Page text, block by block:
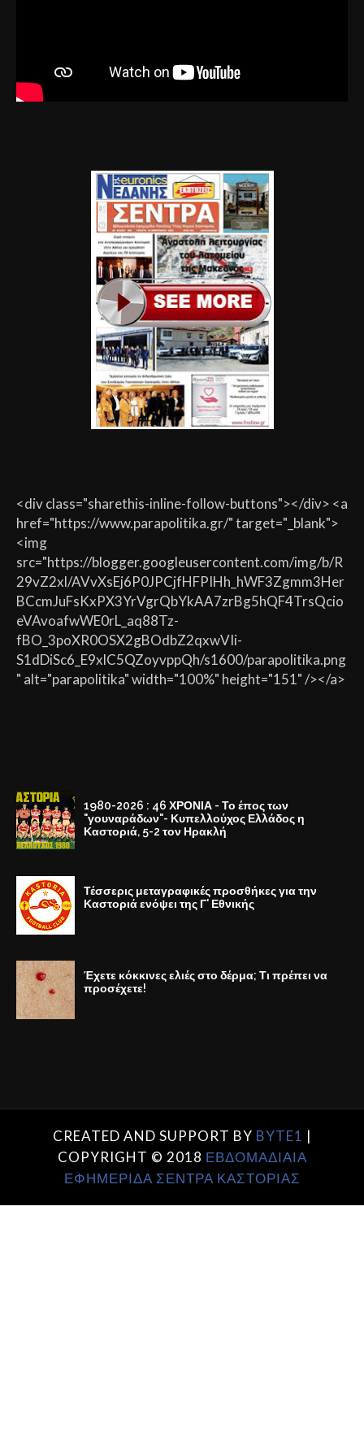
<div class="sharethis-inline-follow-buttons"></div> <a
href="https://www.parapolitika.gr/" target="_blank">
<img
src="https://blogger.googleusercontent.com/img/b/R
29vZ2xl/AVvXsEj6P0JPCjfHFPIHh_hWF3Zgmm3Her
BCcmJuFsKxPX3YrVgrQbYkAA7zrBg5hQF4TrsQcio
eVAvoafwWE0rL_aq88Tz-
fBO_3poXR0OSX2gBOdbZ2qxwVIi-
S1dDiSc6_E9xlC5QZoyvppQh/s1600/parapolitika.png
" alt="parapolitika" width="100%" height="151" /></a>
1980-2026 : 46 ΧΡΟΝΙΑ - Το έπος των
"γουναράδων"- Κυπελλούχος Ελλάδος η
Καστοριά, 5-2 τον Ηρακλή
Τέσσερις μεταγραφικές προσθήκες για την
Καστοριά ενόψει της Γ' Εθνικής
Έχετε κόκκινες ελιές στο δέρμα; Τι πρέπει να
προσέχετε!
CREATED AND SUPPORT BY BYTE1 |
COPYRIGHT © 2018 ΕΒΔΟΜΑΔΙΑΙΑ
ΕΦΗΜΕΡΙΔΑ ΣΕΝΤΡΑ ΚΑΣΤΟΡΙΑΣ